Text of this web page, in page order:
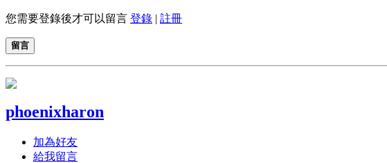
您需要登錄後才可以留言 登錄 | 註冊
留言
phoenixharon
加為好友
給我留言